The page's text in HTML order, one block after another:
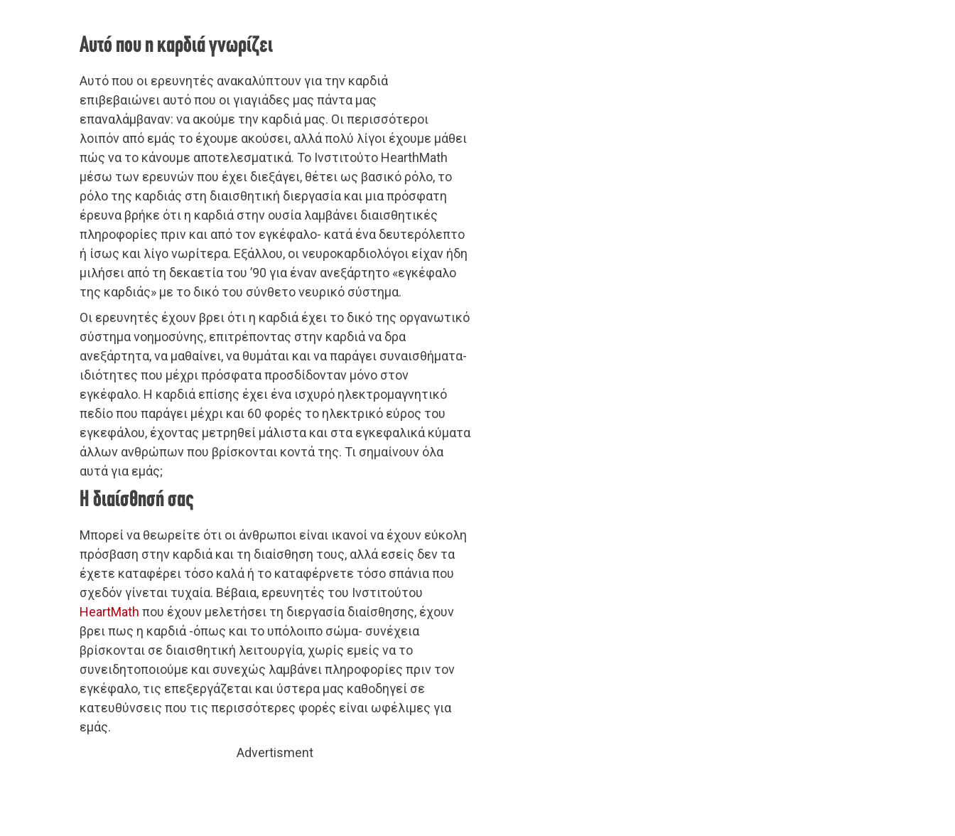
Αυτό που η καρδιά γνωρίζει
Αυτό που οι ερευνητές ανακαλύπτουν για την καρδιά
επιβεβαιώνει αυτό που οι γιαγιάδες μας πάντα μας
επαναλάμβαναν: να ακούμε την καρδιά μας. Οι περισσότεροι
λοιπόν από εμάς το έχουμε ακούσει, αλλά πολύ λίγοι έχουμε μάθει
πώς να το κάνουμε αποτελεσματικά. Το Ινστιτούτο HearthMath
μέσω των ερευνών που έχει διεξάγει, θέτει ως βασικό ρόλο, το
ρόλο της καρδιάς στη διαισθητική διεργασία και μια πρόσφατη
έρευνα βρήκε ότι η καρδιά στην ουσία λαμβάνει διαισθητικές
πληροφορίες πριν και από τον εγκέφαλο- κατά ένα δευτερόλεπτο
ή ίσως και λίγο νωρίτερα. Εξάλλου, οι νευροκαρδιολόγοι είχαν ήδη
μιλήσει από τη δεκαετία του ’90 για έναν ανεξάρτητο «εγκέφαλο
της καρδιάς» με το δικό του σύνθετο νευρικό σύστημα.
Οι ερευνητές έχουν βρει ότι η καρδιά έχει το δικό της οργανωτικό
σύστημα νοημοσύνης, επιτρέποντας στην καρδιά να δρα
ανεξάρτητα, να μαθαίνει, να θυμάται και να παράγει συναισθήματα-
ιδιότητες που μέχρι πρόσφατα προσδίδονταν μόνο στον
εγκέφαλο. Η καρδιά επίσης έχει ένα ισχυρό ηλεκτρομαγνητικό
πεδίο που παράγει μέχρι και 60 φορές το ηλεκτρικό εύρος του
εγκεφάλου, έχοντας μετρηθεί μάλιστα και στα εγκεφαλικά κύματα
άλλων ανθρώπων που βρίσκονται κοντά της. Τι σημαίνουν όλα
αυτά για εμάς;
Η διαίσθησή σας
Μπορεί να θεωρείτε ότι οι άνθρωποι είναι ικανοί να έχουν εύκολη
πρόσβαση στην καρδιά και τη διαίσθηση τους, αλλά εσείς δεν τα
έχετε καταφέρει τόσο καλά ή το καταφέρνετε τόσο σπάνια που
σχεδόν γίνεται τυχαία. Βέβαια, ερευνητές του Ινστιτούτου
HeartMath που έχουν μελετήσει τη διεργασία διαίσθησης, έχουν
βρει πως η καρδιά -όπως και το υπόλοιπο σώμα- συνέχεια
βρίσκονται σε διαισθητική λειτουργία, χωρίς εμείς να το
συνειδητοποιούμε και συνεχώς λαμβάνει πληροφορίες πριν τον
εγκέφαλο, τις επεξεργάζεται και ύστερα μας καθοδηγεί σε
κατευθύνσεις που τις περισσότερες φορές είναι ωφέλιμες για
εμάς.
Advertisment